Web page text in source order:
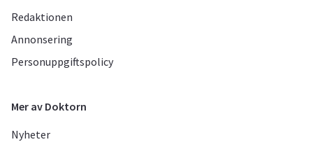
Redaktionen
Annonsering
Personuppgiftspolicy
Mer av Doktorn
Nyheter